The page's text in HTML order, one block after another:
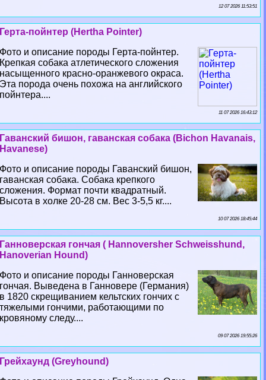
12 07 2026 11:53:51
Герта-пойнтер (Hertha Pointer)
Фото и описание породы Герта-пойнтер.
Крепкая собака атлетического сложения
насыщенного красно-оранжевого окраса.
Эта порода очень похожа на английского
пойнтера....
11 07 2026 16:43:12
Гаванский бишон, гаванская собака (Bichon Havanais,
Havanese)
Фото и описание породы Гаванский бишон,
гаванская собака. Собака крепкого
сложения. Формат почти квадратный.
Высота в холке 20-28 см. Вес 3-5,5 кг....
10 07 2026 18:45:44
Ганноверская гончая ( Hannoversher Schweisshund,
Hanoverian Hound)
Фото и описание породы Ганноверская
гончая. Выведена в Ганновере (Германия)
в 1820 скрещиванием кельтских гончих с
тяжелыми гончими, работающими по
кровяному следу....
09 07 2026 19:55:26
Грейхаунд (Greyhound)